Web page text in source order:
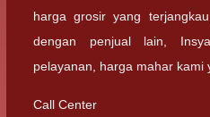
harga grosir yang
dengan penjual lain,
pelayanan, harga mahar kami
Call Center